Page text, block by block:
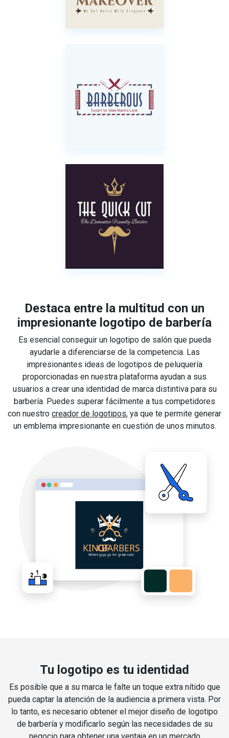
Destaca entre la multitud con un
impresionante logotipo de barbería
Es esencial conseguir un logotipo de salón que pueda
ayudarle a diferenciarse de la competencia. Las
impresionantes ideas de logotipos de peluquería
proporcionadas en nuestra plataforma ayudan a sus
usuarios a crear una identidad de marca distintiva para su
barbería. Puedes superar fácilmente a tus competidores
con nuestro creador de logotipos, ya que te permite generar
un emblema impresionante en cuestión de unos minutos.
Tu logotipo es tu identidad
Es posible que a su marca le falte un toque extra nítido que
pueda captar la atención de la audiencia a primera vista. Por
lo tanto, es necesario obtener el mejor diseño de logotipo
de barbería y modificarlo según las necesidades de su